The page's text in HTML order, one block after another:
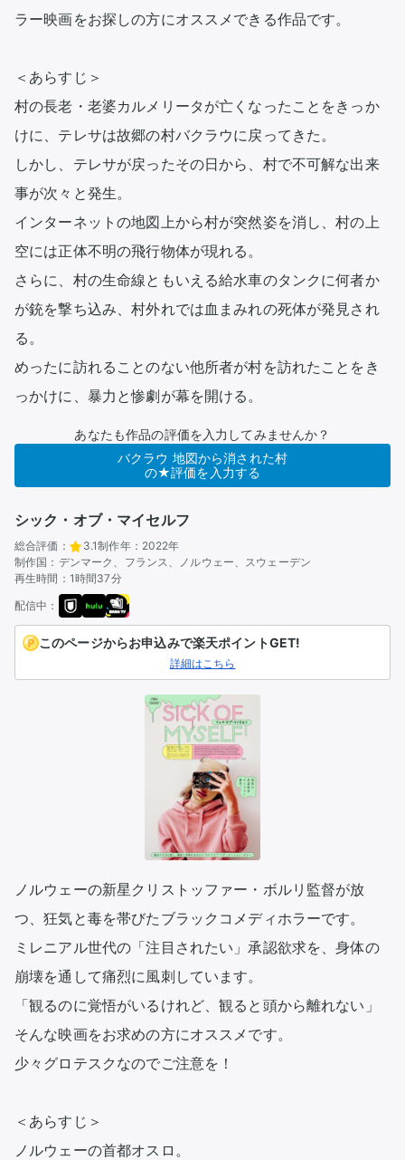
ラー映画をお探しの方にオススメできる作品です。
＜あらすじ＞
村の長老・老婆カルメリータが亡くなったことをきっか
けに、テレサは故郷の村バクラウに戻ってきた。
しかし、テレサが戻ったその日から、村で不可解な出来
事が次々と発生。
インターネットの地図上から村が突然姿を消し、村の上
空には正体不明の飛行物体が現れる。
さらに、村の生命線ともいえる給水車のタンクに何者か
が銃を撃ち込み、村外れでは血まみれの死体が発見され
る。
めったに訪れることのない他所者が村を訪れたことをき
あなたも作品の評価を入力してみませんか？
バクラウ 地図から消された村
の★評価を入力する
シック・オブ・マイセルフ
総合評価： 3.1制作年： 2022年
制作国： デンマーク、フランス、ノルウェー、スウェーデン
再生時間： 1時間37分
配信中：
このページからお申込みで楽天ポイントGET!
詳細はこちら
ノルウェーの新星クリストッファー・ボルリ監督が放
つ、狂気と毒を帯びたブラックコメディホラーです。
ミレニアル世代の「注目されたい」承認欲求を、身体の
崩壊を通して痛烈に風刺しています。
「観るのに覚悟がいるけれど、観ると頭から離れない」
そんな映画をお求めの方にオススメです。
少々グロテスクなのでご注意を！
＜あらすじ＞
ノルウェーの首都オスロ。